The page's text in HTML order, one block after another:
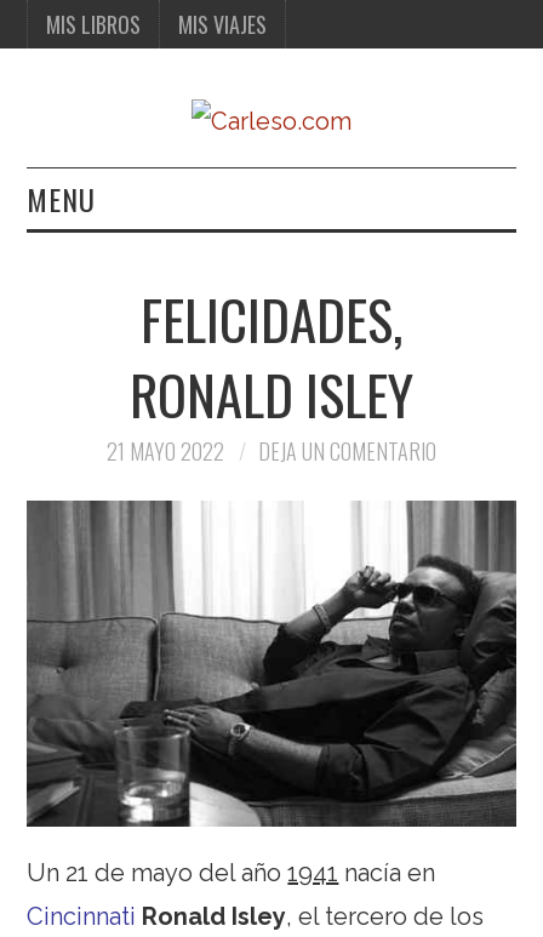
MIS LIBROS MIS VIAJES
MENU
MIS VIAJESFELICIDADES,
RONALD ISLEY
21 MAYO 2022 DEJA UN COMENTARIO
Un 21 de mayo del año1941 nacía en
Cincinnati Ronald Isley, el tercero de los